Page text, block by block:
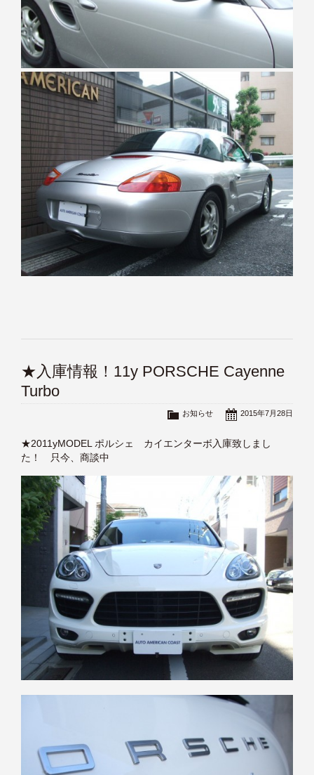
★入庫情報！11y PORSCHE Cayenne
Turbo
2015年7月28日
お知らせ
★2011yMODEL ポルシェ カイエンターボ入庫致しまし
た！ 只今、商談中